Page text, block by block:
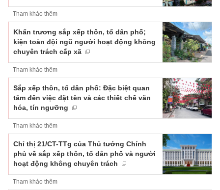
Tham khảo thêm
Khẩn trương sắp xếp thôn, tổ dân phố;
kiện toàn đội ngũ người hoạt động không
chuyên trách cấp xã
Tham khảo thêm
Sắp xếp thôn, tổ dân phố: Đặc biệt quan
tâm đến việc đặt tên và các thiết chế văn
hóa, tín ngưỡng
Tham khảo thêm
Chỉ thị 21/CT-TTg của Thủ tướng Chính
phủ về sắp xếp thôn, tổ dân phố và người
hoạt động không chuyên trách
Tham khảo thêm